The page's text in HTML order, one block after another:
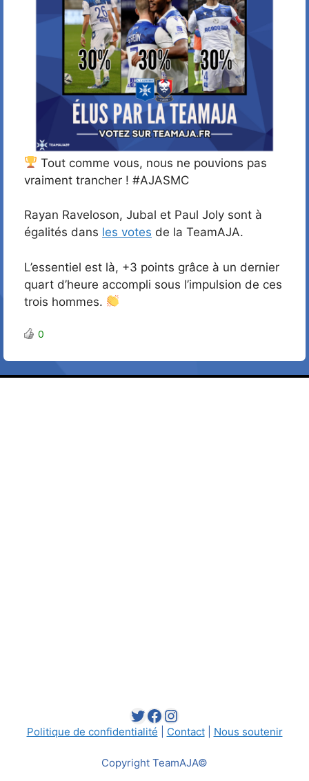
Tout comme vous, nous ne pouvions pas
vraiment trancher ! #AJASMC
Rayan Raveloson, Jubal et Paul Joly sont à
égalités dans les votes de la TeamAJA.
L’essentiel est là, +3 points grâce à un dernier
quart d’heure accompli sous l’impulsion de ces
trois hommes.
0
Twitter
Facebook
Instagram
Politique de confidentialité Contact| Nous soutenir
Copyright TeamAJA©